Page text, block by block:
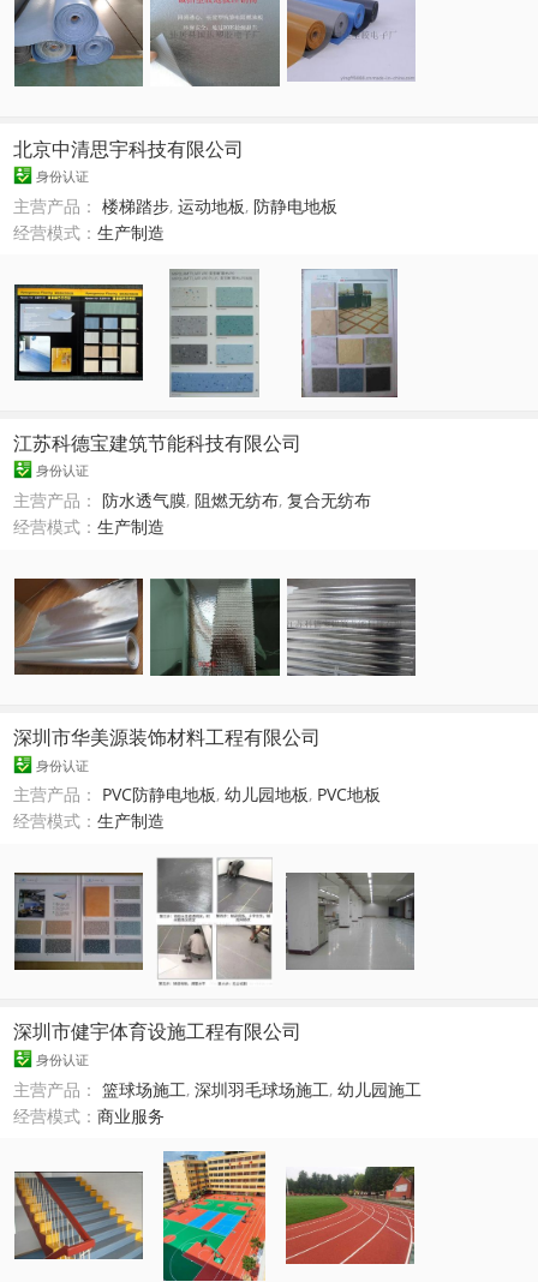
北京中清思宇科技有限公司
身份认证
主营产品：楼梯踏步,运动地板,防静电地板
经营模式：生产制造
江苏科德宝建筑节能科技有限公司
身份认证
主营产品：防水透气膜,阻燃无纺布,复合无纺布
经营模式：生产制造
深圳市华美源装饰材料工程有限公司
身份认证
主营产品： PVC防静电地板,幼儿园地板, PVC地板
经营模式：生产制造
深圳市健宇体育设施工程有限公司
身份认证
主营产品：篮球场施工,深圳羽毛球场施工,幼儿园施工
经营模式：商业服务